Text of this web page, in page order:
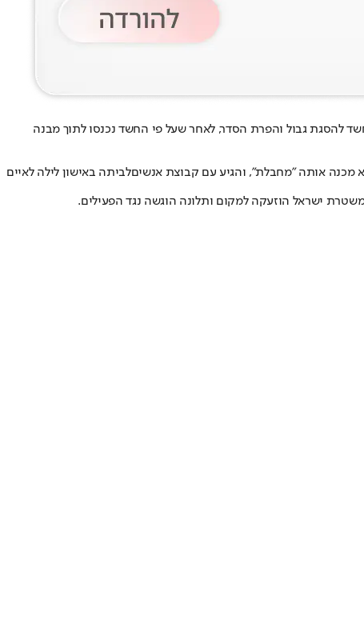
להסגת גבול והפרת הסדר, לאחר שעל פי החשד נכנסו לתוך מבנה
מכנה אותה "מחבלת", והגיע עם קבוצת אנשיםלביתה באישון לילה לאיים
ישראל הוזעקה למקום ותלונה הוגשה נגד הפעילים.